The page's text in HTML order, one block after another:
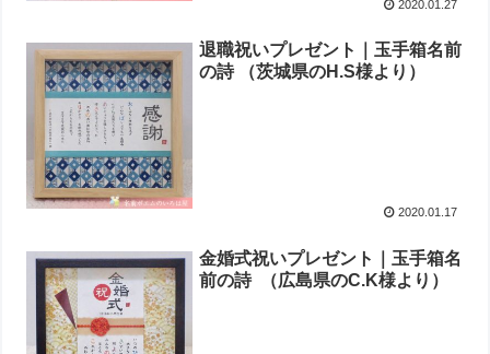
2020.01.27
退職祝いプレゼント｜玉手箱名前
の詩 （茨城県のH.S様より ）
2020.01.17
金婚式祝いプレゼント｜玉手箱名
前の詩 （広島県のC.K様より ）